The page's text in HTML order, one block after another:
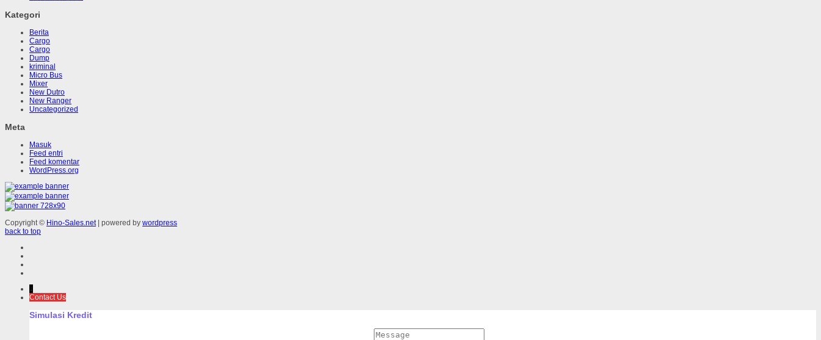
Kategori
Berita
Cargo
Cargo
Dump
kriminal
Micro Bus
Mixer
New Dutro
New Ranger
Uncategorized
Meta
Masuk
Feed entri
Feed komentar
WordPress.org
Copyright © Hino-Sales.net| powered by wordpress
back to top
↓
Contact Us
Simulasi Kredit